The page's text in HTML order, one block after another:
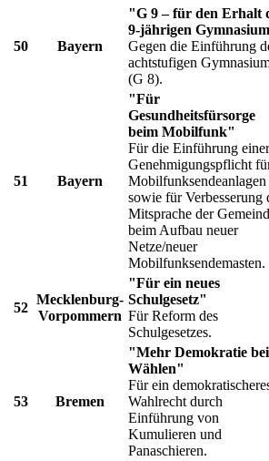
50 Bayern
"G 9 – für den Erhalt
9-jährigen
Gegen die Einführung
achtstufigen
(G 8).
51 Bayern
"Für
Gesundheitsfürsorge
beim Mobilfunk"
Für die Einführung einer
Genehmigungspflicht
Mobilfunksendeanlagen
sowie für Verbesserung
Mitsprache der
beim Aufbau neuer
Netze/neuer
Mobilfunksendemasten.
52
Mecklenburg-
Vorpommern
"Für ein neues
Schulgesetz"
Für Reform des
Schulgesetzes.
53 Bremen
"Mehr Demokratie
Wählen"
Für ein
Wahlrecht durch
Einführung von
Kumulieren und
Panaschieren.